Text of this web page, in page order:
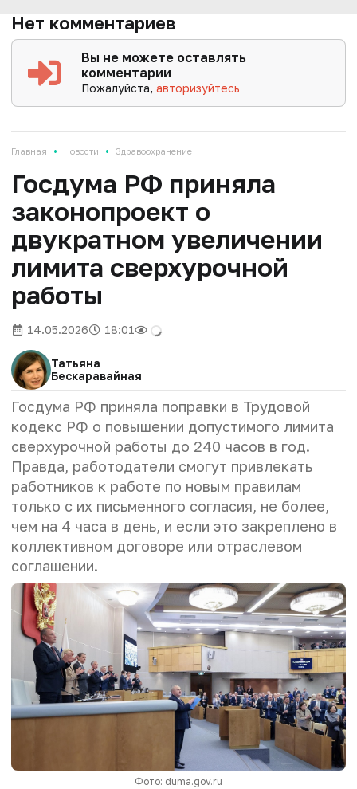
Нет комментариев
Вы не можете оставлять
комментарии
Пожалуйста,авторизуйтесь
Главная • Новости • Здравоохранение
Госдума РФ приняла
законопроект о
двукратном увеличении
лимита сверхурочной
работы
14.05.2026 18:01
Татьяна
Бескаравайная
Госдума РФ приняла поправки в Трудовой
кодекс РФ о повышении допустимого лимита
сверхурочной работы до 240 часов в год.
Правда, работодатели смогут привлекать
работников к работе по новым правилам
только с их письменного согласия, не более,
чем на 4 часа в день, и если это закреплено в
коллективном договоре или отраслевом
соглашении.
Фото: duma.gov.ru